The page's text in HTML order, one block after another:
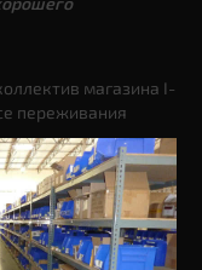
магазина I-
переживания